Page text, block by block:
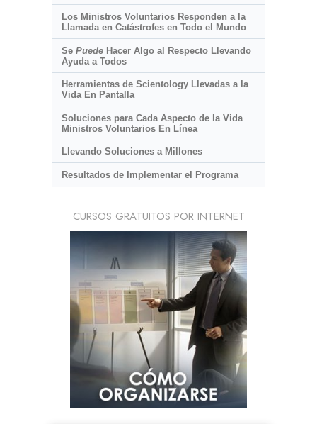
Los Ministros Voluntarios Responden a la
Llamada en Catástrofes en Todo el Mundo
Se PuedeHacer Algo al Respecto Llevando
Ayuda a Todos
Herramientas de Scientology Llevadas a la
Vida En Pantalla
Soluciones para Cada Aspecto de la Vida
Ministros Voluntarios En Línea
Llevando Soluciones a Millones
Resultados de Implementar el Programa
CURSOS GRATUITOS POR INTERNET